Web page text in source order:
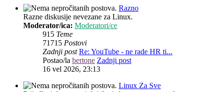
Razno
Razne diskusije nevezane za Linux.
Moderator/ica: Moderatori/ce
915 Teme
71715 Postovi
Zadnji post Re: YouTube - ne rade HR ti...
Postao/la bertone Zadnji post
16 vel 2026, 23:13
Linux Za Sve